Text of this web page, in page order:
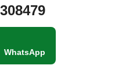
WhatsApp